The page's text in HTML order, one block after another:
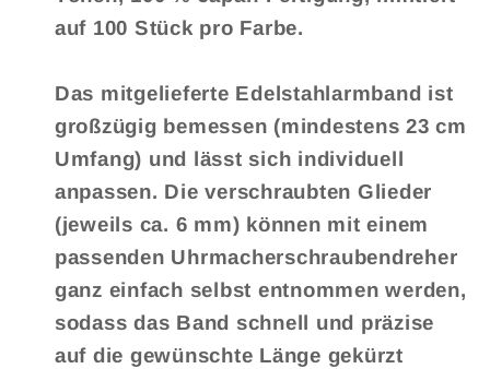
auf 100 Stück pro Farbe.
Das mitgelieferte Edelstahlarmband ist
großzügig bemessen (mindestens 23 cm
Umfang) und lässt sich individuell
anpassen. Die verschraubten Glieder
(jeweils ca. 6 mm) können mit einem
passenden Uhrmacherschraubendreher
ganz einfach selbst entnommen werden,
sodass das Band schnell und präzise
auf die gewünschte Länge gekürzt